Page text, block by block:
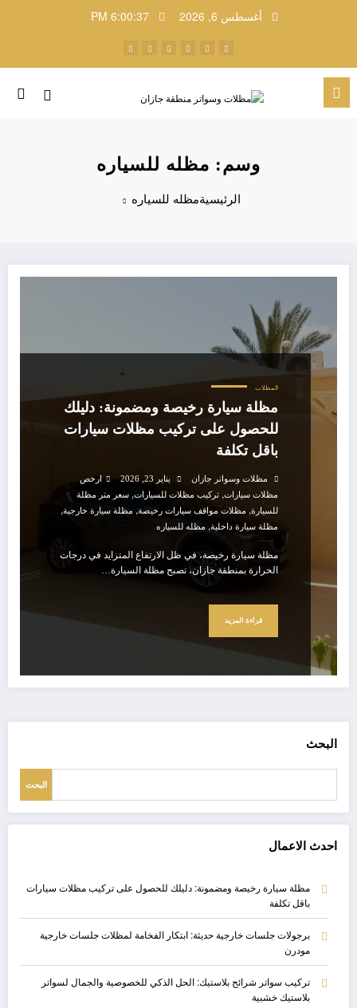
أغسطس 6, 2026 6:00:37 PM
وسم: مظله للسياره
الرئيسيةمظله للسياره
المظلات
مظلة سيارة رخيصة ومضمونة: دليلك
للحصول على تركيب مظلات سيارات
باقل تكلفة
مظلات وسواتر جازان يناير 23, 2026
ارخص
مظلات سيارات, تركيب مظلات للسيارات, سعر متر مظلة
للسيارة, مظلات مواقف سيارات رخيصة, مظلة سيارة خارجية,
مظلة سيارة داخلية, مظله للسياره
مظلة سيارة رخيصة، في ظل الارتفاع المتزايد في درجات
الحرارة بمنطقة جازان، تصبح مظلة السيارة…
قراءة المزيد
البحث
البحث
احدث الاعمال
مظلة سيارة رخيصة ومضمونة: دليلك للحصول على تركيب مظلات سيارات
باقل تكلفة
برجولات جلسات خارجية حديثة: ابتكار الفخامة لمظلات جلسات خارجية
مودرن
تركيب سواتر شرائح بلاستيك: الحل الذكي للخصوصية والجمال لسواتر
بلاستيك خشبية